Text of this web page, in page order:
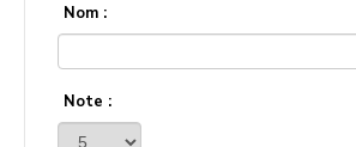
Nom :
Note :